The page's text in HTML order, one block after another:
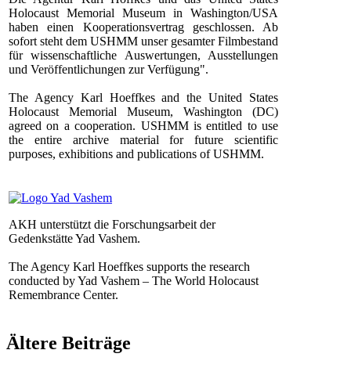
Holocaust Memorial Museum in Washington/USA
haben einen Kooperationsvertrag geschlossen. Ab
sofort steht dem USHMM unser gesamter Filmbestand
für wissenschaftliche Auswertungen, Ausstellungen
und Veröffentlichungen zur Verfügung".
The Agency Karl Hoeffkes and the United States
Holocaust Memorial Museum, Washington (DC)
agreed on a cooperation. USHMM is entitled to use
the entire archive material for future scientific
purposes, exhibitions and publications of USHMM.
AKH unterstützt die Forschungsarbeit der
Gedenkstätte Yad Vashem.
The Agency Karl Hoeffkes supports the research
conducted by Yad Vashem – The World Holocaust
Remembrance Center.
Ältere Beiträge